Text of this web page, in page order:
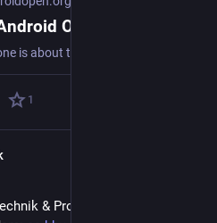
Open
1
& Programmiersprachen